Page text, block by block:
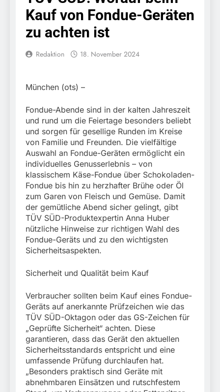
Knopfdruck / Schnelle
Festnahme nach
sexueller Belästigung
Bundespolizeidirektion
München: Bundespolizei
kontrolliert
Verkehr / Waffenfund im
7. August 2026
Bundespolizeidirektion
München: Schneller
Ungarn mit
Auslieferungshaftbefehl
fest
Bamberg aufgefunden –
Tierheim übernimmt
Fundtier
HZA-R: Zoll deckt auf:
Schrotthändler
erschleicht rund 45.000
Euro Sozialleistungen
Ermittlungen der
Finanzkontrolle
Schwarzarbeit führen zu
rechtskräftiger
Verurteilung wegen
Betrugs
6. August 2026
Bundespolizeidirektion
München: Europaweit
gesuchtes Mitglied einer
kriminellen Vereinigung
geht ins Netz –
Bundespolizei vollstreckt
europäischen
Auslieferungshaftbefehl
6. August 2026
Bundespolizeidirektion
München: Update zu den
Einsatzmaßnahmen der
Bundespolizei in
Saarbrücken
5. August 2026
Bundespolizeidirektion
München:
Beinahekollision an
Bahnübergang in Aubing
/ Bundespolizei ermittelt
Eingriffs in den
Bahnverkehr
5. August 2026
Kauf von Fondue-Geräten
zu achten ist
Redaktion 18. November 2024
München (ots) –
Fondue-Abende sind in der kalten Jahreszeit
und rund um die Feiertage besonders beliebt
und sorgen für gesellige Runden im Kreise
von Familie und Freunden. Die vielfältige
Auswahl an Fondue-Geräten ermöglicht ein
individuelles Genusserlebnis – von
klassischem Käse-Fondue über Schokoladen-
Fondue bis hin zu herzhafter Brühe oder Öl
zum Garen von Fleisch und Gemüse. Damit
der gemütliche Abend sicher gelingt, gibt
TÜV SÜD-Produktexpertin Anna Huber
nützliche Hinweise zur richtigen Wahl des
Fondue-Geräts und zu den wichtigsten
Sicherheitsaspekten.
Sicherheit und Qualität beim Kauf
Verbraucher sollten beim Kauf eines Fondue-
Geräts auf anerkannte Prüfzeichen wie das
TÜV SÜD-Oktagon oder das GS-Zeichen für
„Geprüfte Sicherheit“ achten. Diese
garantieren, dass das Gerät den aktuellen
Sicherheitsstandards entspricht und eine
umfassende Prüfung durchlaufen hat.
„Besonders praktisch sind Geräte mit
abnehmbaren Einsätzen und rutschfestem